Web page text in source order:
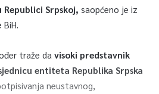
Srpskoj, saopćeno je iz
traže da visoki predstavnik
entiteta Republika Srpska
neustavnog,